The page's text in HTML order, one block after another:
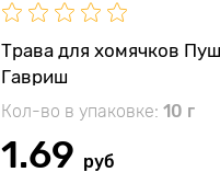
Трава для хомячков
Гавриш
Кол-во в упаковке: 10 г
1.69 руб
Местоположение